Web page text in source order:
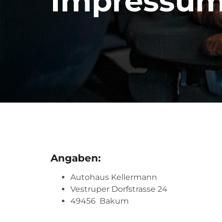
Angaben:
Autohaus Kellermann
Vestruper Dorfstrasse 24
49456 Bakum